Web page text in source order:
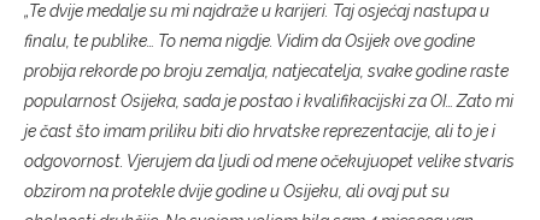
„Te dvije medalje su mi najdraže u karijeri. Taj osjećaj nastupa u
finalu, te publike… To nema nigdje. Vidim da Osijek ove godine
probija rekorde po broju zemalja, natjecatelja, svake godine raste
popularnost Osijeka, sada je postao i kvalifikacijski za OI… Zato mi
je čast što imam priliku biti dio hrvatske reprezentacije, ali to je i
odgovornost. Vjerujem da ljudi od mene očekujuopet velike stvaris
obzirom na protekle dvije godine u Osijeku, ali ovaj put su